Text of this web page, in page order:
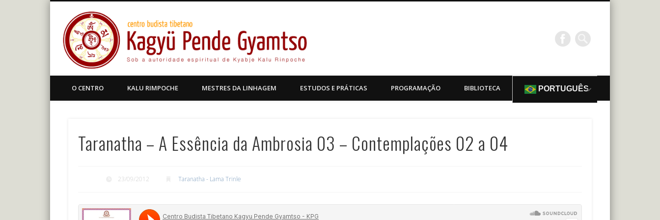
Kagyu Pende Gyamtso
Centro Budista Tibetano
Facebook
O CENTRO KALU RIMPOCHE MESTRES DA LINHAGEM ESTUDOS E PRÁTICAS PROGRAMAÇÃO BIBLIOTECA PORTUGUÊS
Taranatha – A Essência da Ambrosia 03 – Contemplações 02 a 04
23/09/2012 Taranatha - Lama Trinle